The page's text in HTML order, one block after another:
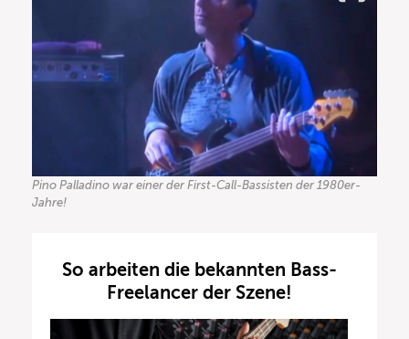
Pino Palladino war einer der First-Call-Bassisten der 1980er-
Jahre!
So arbeiten die bekannten Bass-
Freelancer der Szene!